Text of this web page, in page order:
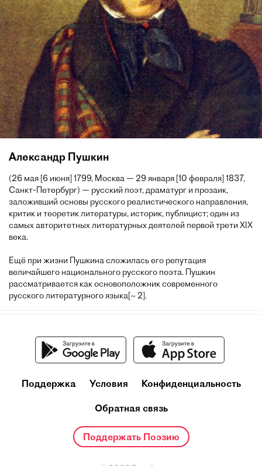
Александр Пушкин
(26 мая [6 июня] 1799, Москва — 29 января [10 февраля] 1837,
Санкт-Петербург) — русский поэт, драматург и прозаик,
заложивший основы русского реалистического направления,
критик и теоретик литературы, историк, публицист; один из
самых авторитетных литературных деятелей первой трети XIX
века.
Ещё при жизни Пушкина сложилась его репутация
величайшего национального русского поэта. Пушкин
рассматривается как основоположник современного
русского литературного языка[~ 2].
Поддержка Условия Конфиденциальность
Обратная связь
Поддержать Поэзию